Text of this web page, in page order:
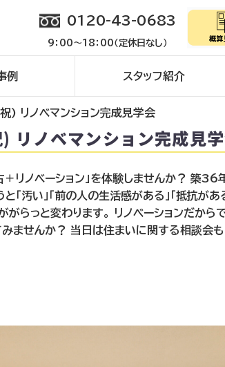
0120-43-0683
9：00～18：00（定休日なし）
例 スタッフ紹介
ノベマンション完成見学会
ノベマンション完成見
リノベーション」を体験しませんか？ 築36
「汚い」「前の人の生活感がある」「抵抗が
がらっと変わります。 リノベーションだか
ませんか？ 当日は住まいに関する相談会